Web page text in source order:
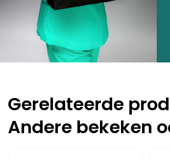
Gerelateerde
Andere bekeken